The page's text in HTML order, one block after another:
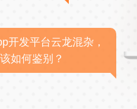
开发平台云龙混杂，
如何鉴别？